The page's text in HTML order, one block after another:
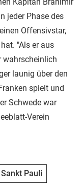
jeder Phase des
Offensivstar,
"Als er aus
wahrscheinlich
launig über den
spielt und
Schwede war
Verein
Sankt Pauli